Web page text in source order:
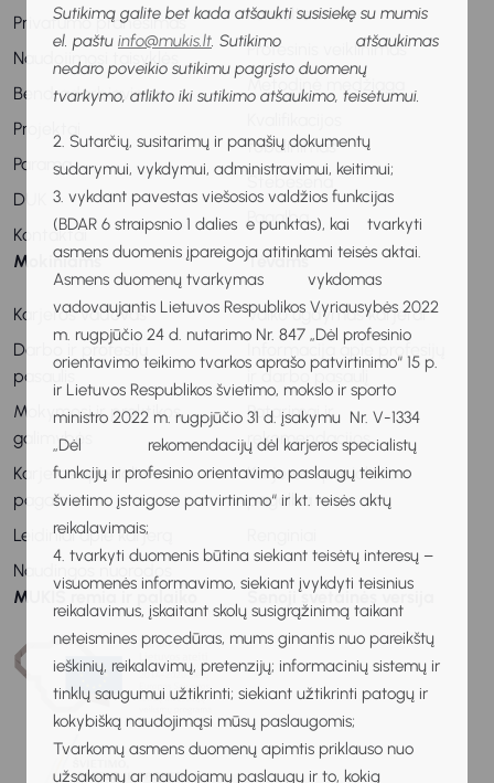
Sutikimą galite bet kada atšaukti susisiekę su mumis
el. paštu info@mukis.lt. Sutikimo atšaukimas
nedaro poveikio sutikimu pagrįsto duomenų
tvarkymo, atlikto iki sutikimo atšaukimo, teisėtumui.
2. Sutarčių, susitarimų ir panašių dokumentų
sudarymui, vykdymui, administravimui, keitimui;
3. vykdant pavestas viešosios valdžios funkcijas
(BDAR 6 straipsnio 1 dalies e punktas), kai tvarkyti
asmens duomenis įpareigoja atitinkami teisės aktai.
Asmens duomenų tvarkymas vykdomas
vadovaujantis Lietuvos Respublikos Vyriausybės 2022
m. rugpjūčio 24 d. nutarimo Nr. 847 „Dėl profesinio
orientavimo teikimo tvarkos aprašo patvirtinimo“ 15 p.
ir Lietuvos Respublikos švietimo, mokslo ir sporto
ministro 2022 m. rugpjūčio 31 d. įsakymu Nr. V-1334
„Dėl rekomendacijų dėl karjeros specialistų
funkcijų ir profesinio orientavimo paslaugų teikimo
švietimo įstaigose patvirtinimo“ ir kt. teisės aktų
reikalavimais;
4. tvarkyti duomenis būtina siekiant teisėtų interesų –
visuomenės informavimo, siekiant įvykdyti teisinius
reikalavimus, įskaitant skolų susigrąžinimą taikant
neteismines procedūras, mums ginantis nuo pareikštų
ieškinių, reikalavimų, pretenzijų; informacinių sistemų ir
tinklų saugumui užtikrinti; siekiant užtikrinti patogų ir
kokybišką naudojimąsi mūsų paslaugomis;
Tvarkomų asmens duomenų apimtis priklauso nuo
užsakomų ar naudojamų paslaugų ir to, kokią
Privatumo pranešimas
Naudojimosi taisyklės
Bendradarbiavimas
Projektai
Parama
DUK
Kontaktai
konsultavimas
Profesinis veiklinimas
Metodinė medžiaga
tobulinimas
Stebėsena
Pagalba
Mokiniams
Karjeros vadovas
Darbo ir profesijų
pasaulis
Mokymosi ir praktikos
galimybės
Karjeros specialisto
pagalba
Leidiniai apie karjerą
Naudingos nuorodos
Tėvams
Vaiko ugdymas karjerai
Informacija apie profesijų
ir darbo pasaulį
Patarimai ir
rekomendacijos
Karjeros specialisto
pagalba
MUKIS remia ir palaiko Senoji svetainės versija